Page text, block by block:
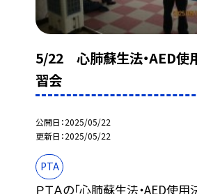
5/22 心肺蘇生法・AED使
習会
公開日 2025/05/22
更新日 2025/05/22
PTA
ＰＴＡの「心肺蘇生法・AED使